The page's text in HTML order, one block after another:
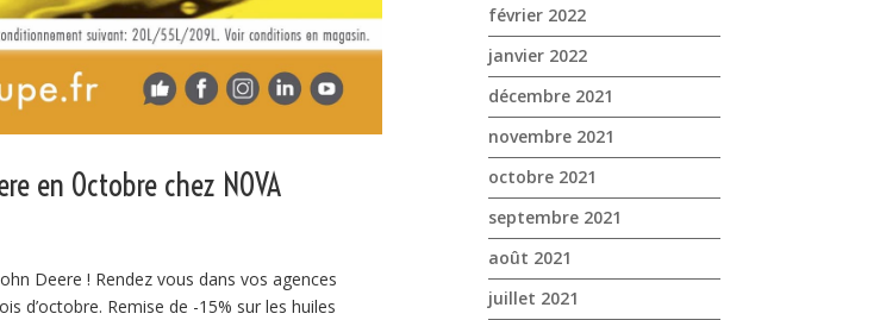
en Octobre chez NOVA
Deere ! Rendez vous dans vos agences
d’octobre. Remise de -15% sur les huiles
février 2022
janvier 2022
décembre 2021
novembre 2021
octobre 2021
septembre 2021
août 2021
juillet 2021